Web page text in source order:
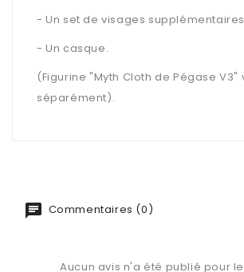
- Un set de visages
- Un casque.
(Figurine "Myth Cloth de Pégase V3"
séparément).
Commentaires (0)
Aucun avis n'a été publié pour